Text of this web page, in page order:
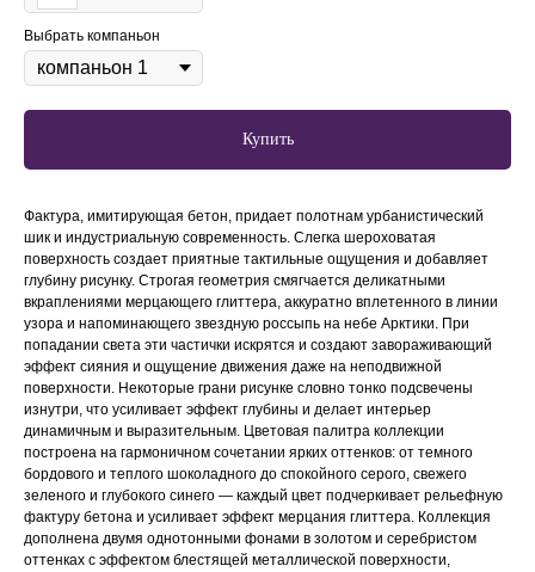
Выбрать компаньон
Купить
Фактура, имитирующая бетон, придает полотнам урбанистический
шик и индустриальную современность. Слегка шероховатая
поверхность создает приятные тактильные ощущения и добавляет
глубину рисунку. Строгая геометрия смягчается деликатными
вкраплениями мерцающего глиттера, аккуратно вплетенного в линии
узора и напоминающего звездную россыпь на небе Арктики. При
попадании света эти частички искрятся и создают завораживающий
эффект сияния и ощущение движения даже на неподвижной
поверхности. Некоторые грани рисунке словно тонко подсвечены
изнутри, что усиливает эффект глубины и делает интерьер
динамичным и выразительным. Цветовая палитра коллекции
построена на гармоничном сочетании ярких оттенков: от темного
бордового и теплого шоколадного до спокойного серого, свежего
зеленого и глубокого синего — каждый цвет подчеркивает рельефную
фактуру бетона и усиливает эффект мерцания глиттера. Коллекция
дополнена двумя однотонными фонами в золотом и серебристом
оттенках с эффектом блестящей металлической поверхности,